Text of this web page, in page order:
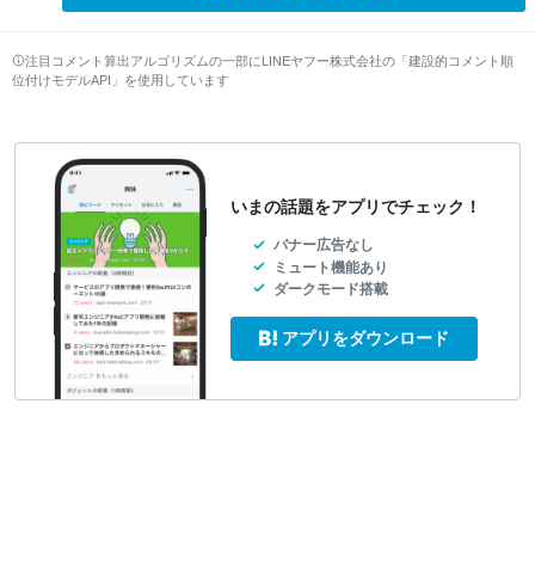
注目コメント算出アルゴリズムの一部にLINEヤフー株式会社の「建設的コメント順
位付けモデルAPI」を使用しています
いまの話題をアプリでチェック！
バナー広告なし
ミュート機能あり
ダークモード搭載
アプリをダウンロード